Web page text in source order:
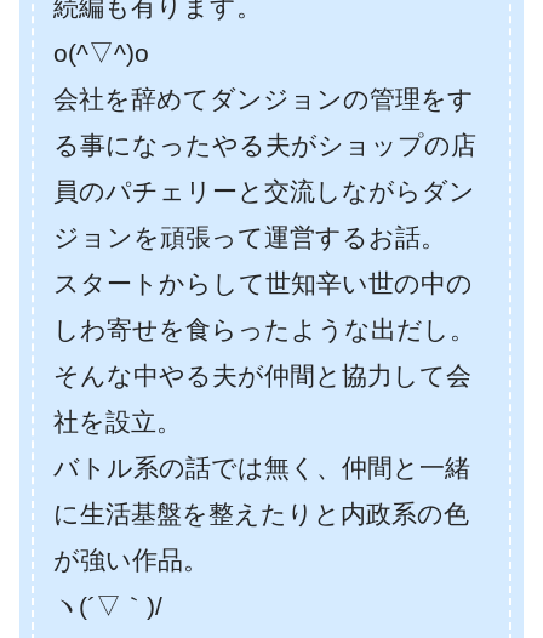
続編も有ります。
o(^▽^)o
会社を辞めてダンジョンの管理をす
る事になったやる夫がショップの店
員のパチェリーと交流しながらダン
ジョンを頑張って運営するお話。
スタートからして世知辛い世の中の
しわ寄せを食らったような出だし。
そんな中やる夫が仲間と協力して会
社を設立。
バトル系の話では無く、仲間と一緒
に生活基盤を整えたりと内政系の色
が強い作品。
ヽ(´▽｀)/